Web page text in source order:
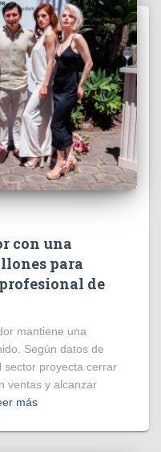
con una
para
de
mantiene una
Según datos de
sector proyecta cerrar
ventas y alcanzar
más